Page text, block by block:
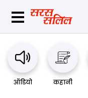
ऑडियो कहानी